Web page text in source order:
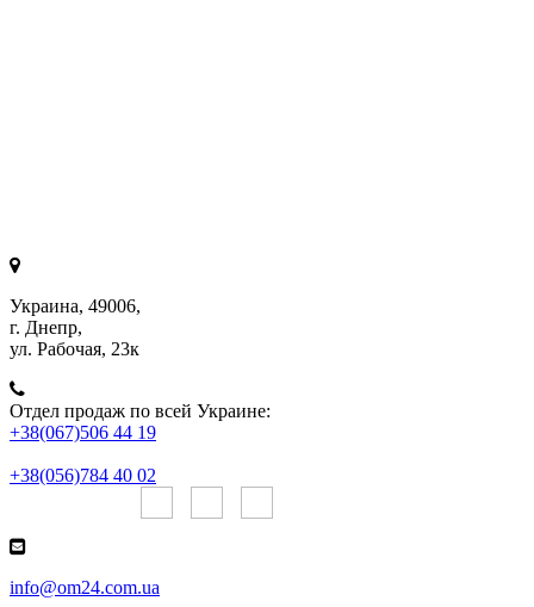
Украина, 49006,
г. Днепр,
ул. Рабочая, 23к
Отдел продаж по всей Украине:
+38(067)506 44 19
+38(056)784 40 02
info@om24.com.ua